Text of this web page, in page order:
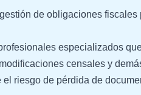
de obligaciones fiscales
especializados
censales y
riesgo de pérdida de